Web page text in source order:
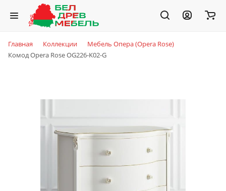
Главная Коллекции
Мебель Опера (Opera Rose)
Комод Opera Rose OG226-K02-G